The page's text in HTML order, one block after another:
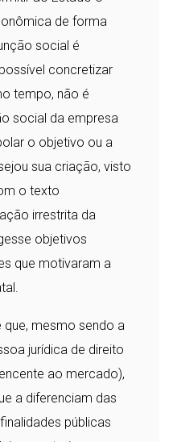
de forma
social é
concretizar
tempo, não é
social da empresa
o objetivo ou a
sua criação, visto
o texto
irrestrita da
objetivos
que motivaram a
mesmo sendo a
jurídica de direito
ao mercado),
a diferenciam das
públicas